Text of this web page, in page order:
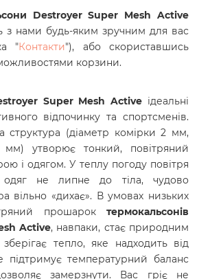
Destroyer Super Mesh Active
з нами будь-яким зручним для вас
"Контакти"), або скориставшись
корзини.
Super Mesh Active ідеальні
відпочинку та спортсменів.
структура (діаметр комірки 2 мм,
утворює тонкий, повітряний
і одягом. У теплу погоду повітря
одяг не липне до тіла, чудово
вільно «дихає». В умовах низьких
прошарок термокальсонів
Active, навпаки, стає природним
зберігає тепло, яке надходить від
підтримує температурний баланс
замерзнути. Вас гріє не